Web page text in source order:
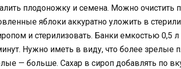
плодоножку и семена. Можно
яблоки аккуратно уложить в
и стерилизовать. Банки емкостью 0,5 л
Нужно иметь в виду, что более зрелые
— больше. Сахар в сироп добавлять по